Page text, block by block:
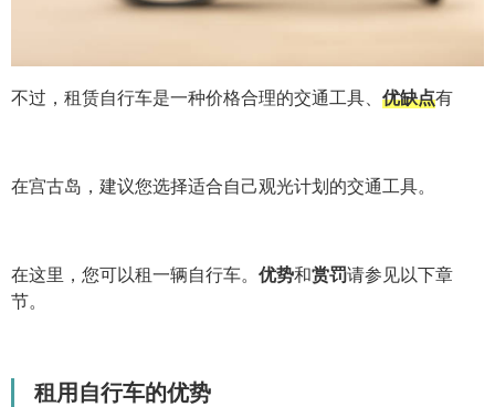
不过，租赁自行车是一种价格合理的交通工具、 优缺点有
在宫古岛，建议您选择适合自己观光计划的交通工具。
在这里，您可以租一辆自行车。 优势和赏罚请参见以下章
节。
租用自行车的优势